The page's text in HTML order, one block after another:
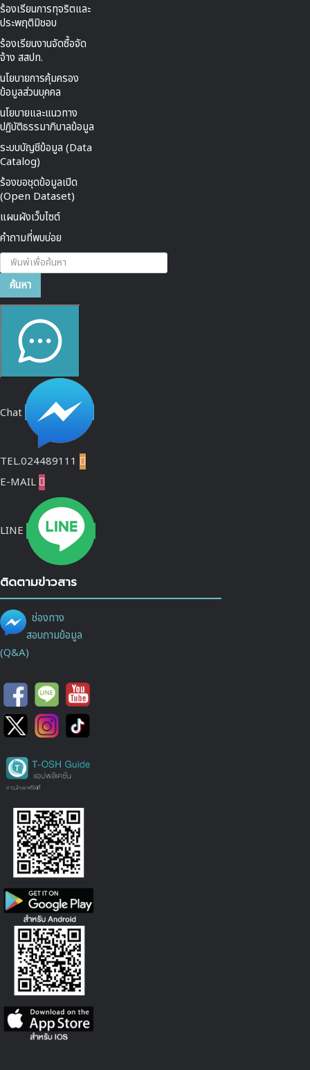
ร้องเรียนการทุจริตและ
ประพฤติมิชอบ
ร้องเรียนงานจัดซื้อจัด
จ้าง สสปท.
นโยบายการคุ้มครอง
ข้อมูลส่วนบุคคล
นโยบายและแนวทาง
ปฏิบัติธรรมาภิบาลข้อมูล
ระบบบัญชีข้อมูล (Data
Catalog)
ร้องขอชุดข้อมูลเปิด
(Open Dataset)
แผนผังเว็บไซต์
คำถามที่พบบ่อย
ค้นหา...
ค้นหา
Chat
TEL.024489111 
E-MAIL 
LINE
ติดตามข่าวสาร
ช่องทาง
สอบถามข้อมูล
(Q&A)